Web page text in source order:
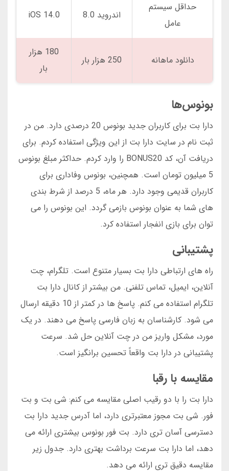
حداقل سیستم
عامل
اندروید 8.0 iOS 14.0
دانلود ماهانه 250 هزار بار
180 هزار
بار
بونوس‌ها
دارا بت برای کاربران جدید بونوس 20 درصدی دارد. من در
ثبت نام در سایت دارا بت از این ویژگی استفاده کردم. برای
دریافت آن، کد BONUS20 را وارد کردم. حداکثر مبلغ بونوس
5 میلیون تومان است. همچنین، بونوس وفاداری برای
کاربران قدیمی وجود دارد. هر ماه، 5 درصد از شرط بندی
های شما به عنوان بونوس بازمی گردد. این بونوس را می
توان برای بازی انفجار استفاده کرد.
پشتیبانی
راه های ارتباطی دارا بت بسیار متنوع است. تلگرام، چت
آنلاین، ایمیل، تماس تلفنی. من بیشتر از کانال دارا بت
تلگرام استفاده می کنم. پاسخ ها در کمتر از 10 دقیقه ارسال
می شود. کارشناسان به زبان فارسی پاسخ می دهند. در یک
مورد، مشکل واریز من در چت آنلاین حل شد. سرعت
پشتیبانی در دارا بت واقعاً تحسین برانگیز است.
مقایسه با رقبا
دارا بت را با دو رقیب اصلی مقایسه می کنم: شی بت و بت
فور. شی بت مجوز معتبرتری دارد، اما آدرس جدید دارا بت
دسترسی آسان تری دارد. بت فور بونوس بیشتری ارائه می
دهد، اما دارا بت سرعت برداشت بهتری دارد. جدول زیر
مقایسه دقیق تری ارائه می دهد.